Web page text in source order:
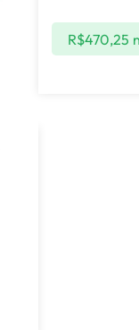
R$470,25